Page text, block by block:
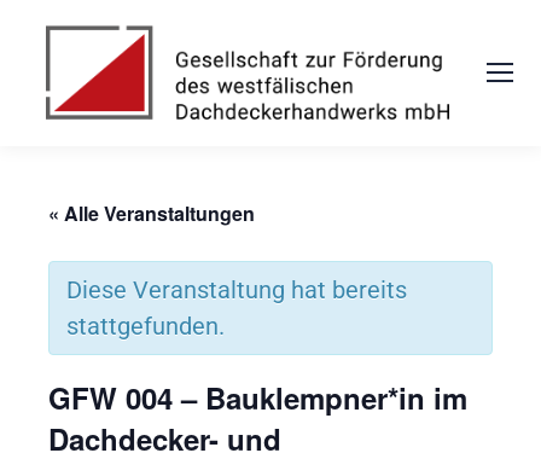
« Alle Veranstaltungen
Diese Veranstaltung hat bereits
stattgefunden.
GFW 004 – Bauklempner*in im
Dachdecker- und